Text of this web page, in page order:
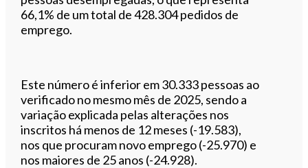
66,1% de um total de 428.304 pedidos de
emprego.
Este número é inferior em 30.333 pessoas ao
verificado no mesmo mês de 2025, sendo a
variação explicada pelas alterações nos
inscritos há menos de 12 meses (-19.583),
nos que procuram novo emprego (-25.970) e
nos maiores de 25 anos (-24.928).